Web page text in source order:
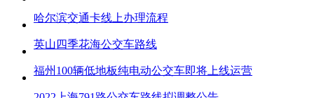
哈尔滨交通卡线上办理流程
英山四季花海公交车路线
福州100辆低地板纯电动公交车即将上线运营